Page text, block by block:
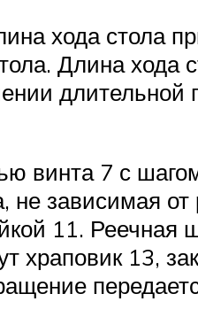
хода стола
Длина хода
длительной
винта 7 с
зависимая от
11. Реечная
храповик 13,